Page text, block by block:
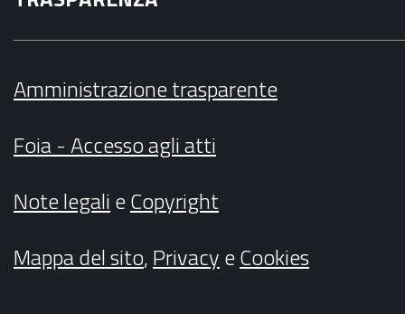
Amministrazione trasparente
Foia - Accesso agli atti
Note legalieCopyright
Mappa del sito,PrivacyeCookies